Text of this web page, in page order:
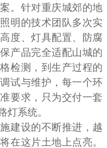
。针对重庆城郊的地
明的技术团队多次实
度、灯具配置、防腐
产品完全适配山城的
检测，到生产过程的
试与维护，每一个环
要求，只为交付一套
灯系统。
设的不断推进，越
在这片土地上点亮。